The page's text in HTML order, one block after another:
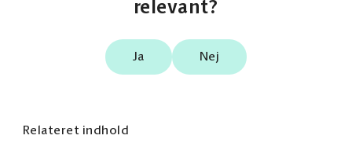
relevant?
Ja Nej
Relateret indhold